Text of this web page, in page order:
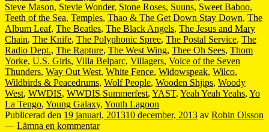
Steve Mason, Stevie Wonder, Stone Roses, Suuns, Sweet Baboo,
Teeth of the Sea, Temples, Thao & The Get Down Stay Down, The
Album Leaf, The Beatles, The Black Angels, The Jesus and Mary
Chain, The Knife, The Polyphonic Spree, The Postal Service, The
Radio Dept., The Rapture, The West Wing, Thee Oh Sees, Thom
Yorke, U.S. Girls, Villa Belparc, Villagers, Voice of the Seven
Thunders, Way Out West, White Fence, Widowspeak, Wilco,
Wildbirds & Peacedrums, Wolf People, Wooden Shjips, Woody
West, WWDIS, WWDIS Summerfest, YAST, Yeah Yeah Yeahs, Yo
La Tengo, Young Galaxy, Youth Lagoon
Publicerad den 19 januari, 201310 december, 2013 av Robin Olsson
— Lämna en kommentar